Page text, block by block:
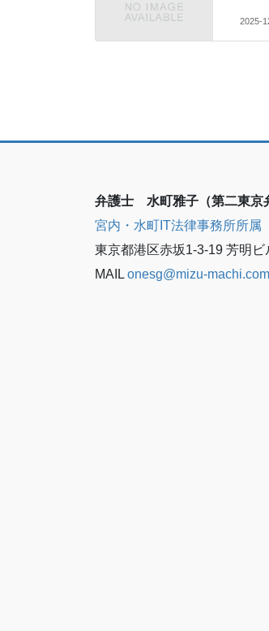
2025-
弁護士 水町雅子（第二東京
宮内・水町IT法律事務所所属
東京都港区赤坂1-3-19 芳明ビ
MAIL onesg@mizu-machi.com